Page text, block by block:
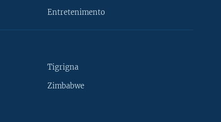
Entretenimento
Tigrigna
Zimbabwe